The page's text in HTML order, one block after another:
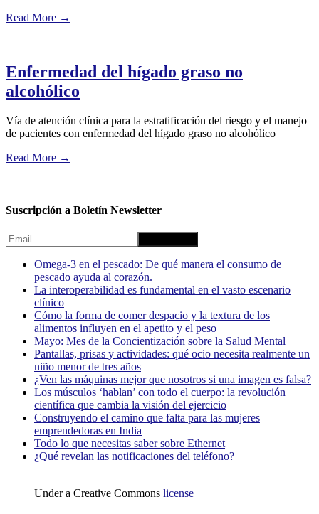
Read More →
Enfermedad del hígado graso no
alcohólico
Vía de atención clínica para la estratificación del riesgo y el manejo
de pacientes con enfermedad del hígado graso no alcohólico
Read More →
Suscripción a Boletín Newsletter
Omega-3 en el pescado: De qué manera el consumo de
pescado ayuda al corazón.
La interoperabilidad es fundamental en el vasto escenario
clínico
Cómo la forma de comer despacio y la textura de los
alimentos influyen en el apetito y el peso
Mayo: Mes de la Concientización sobre la Salud Mental
Pantallas, prisas y actividades: qué ocio necesita realmente un
niño menor de tres años
¿Ven las máquinas mejor que nosotros si una imagen es falsa?
Los músculos ‘hablan’ con todo el cuerpo: la revolución
científica que cambia la visión del ejercicio
Construyendo el camino que falta para las mujeres
emprendedoras en India
Todo lo que necesitas saber sobre Ethernet
¿Qué revelan las notificaciones del teléfono?
Under a Creative Commons license